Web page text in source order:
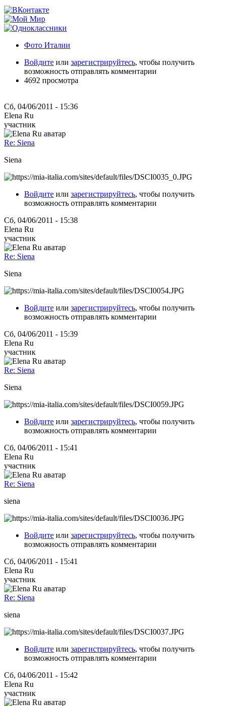
Фото Италии
Войдите или зарегистрируйтесь, чтобы получить
возможность отправлять комментарии
4692 просмотра
Сб, 04/06/2011 - 15:36
Elena Ru
участник
Re: Siena
Siena
Войдите или зарегистрируйтесь, чтобы получить
возможность отправлять комментарии
Сб, 04/06/2011 - 15:38
Elena Ru
участник
Re: Siena
Siena
Войдите или зарегистрируйтесь, чтобы получить
возможность отправлять комментарии
Сб, 04/06/2011 - 15:39
Elena Ru
участник
Re: Siena
Siena
Войдите или зарегистрируйтесь, чтобы получить
возможность отправлять комментарии
Сб, 04/06/2011 - 15:41
Elena Ru
участник
Re: Siena
siena
Войдите или зарегистрируйтесь, чтобы получить
возможность отправлять комментарии
Сб, 04/06/2011 - 15:41
Elena Ru
участник
Re: Siena
siena
Войдите или зарегистрируйтесь, чтобы получить
возможность отправлять комментарии
Сб, 04/06/2011 - 15:42
Elena Ru
участник